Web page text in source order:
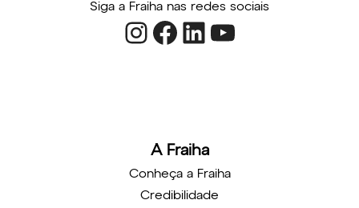
Siga a Fraiha nas redes sociais
Instagram Facebook LinkedIn Youtube
A Fraiha
Conheça a Fraiha
Credibilidade